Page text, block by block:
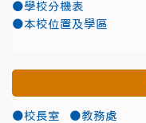
●學校分機表
●本校位置及學區
●校長室
●教務處